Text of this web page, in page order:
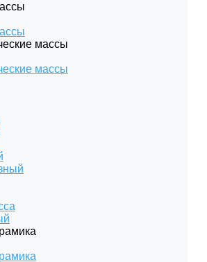
массы
массы